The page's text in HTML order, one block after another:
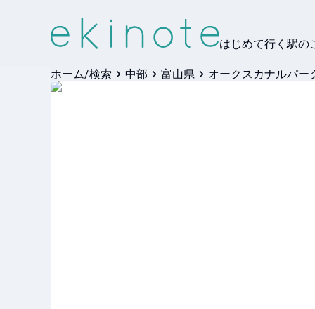
はじめて行く駅の
ホーム/検索 中部 富山県 オークスカナルパー